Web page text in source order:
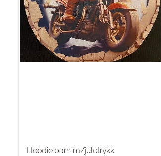
Hoodie barn m/juletrykk